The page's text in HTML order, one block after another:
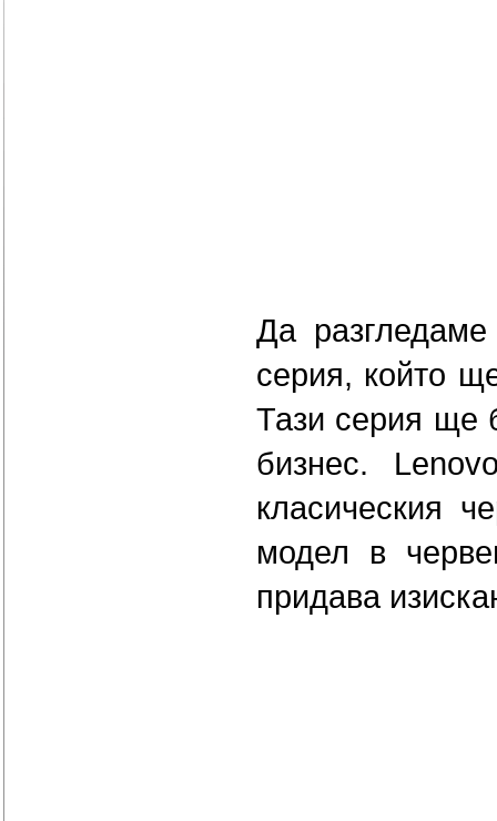
Да
серия, който
Тази серия ще
бизнес.
класическия
модел в
придава